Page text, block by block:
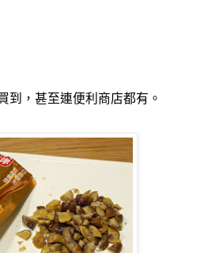
到，甚至連便利商店都有。